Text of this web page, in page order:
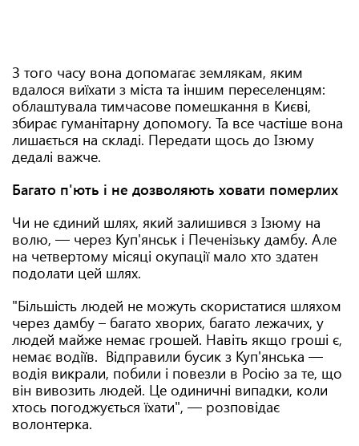
З того часу вона допомагає землякам, яким
вдалося виїхати з міста та іншим переселенцям:
облаштувала тимчасове помешкання в Києві,
збирає гуманітарну допомогу. Та все частіше вона
лишається на складі. Передати щось до Ізюму
дедалі важче.
Багато п'ють і не дозволяють ховати померлих
Чи не єдиний шлях, який залишився з Ізюму на
волю, — через Куп'янськ і Печенізьку дамбу. Але
на четвертому місяці окупації мало хто здатен
подолати цей шлях.
"Більшість людей не можуть скористатися шляхом
через дамбу – багато хворих, багато лежачих, у
людей майже немає грошей. Навіть якщо гроші є,
немає водіїв. Відправили бусик з Куп'янська —
водія викрали, побили і повезли в Росію за те, що
він вивозить людей. Це одиничні випадки, коли
хтось погоджується їхати", — розповідає
волонтерка.